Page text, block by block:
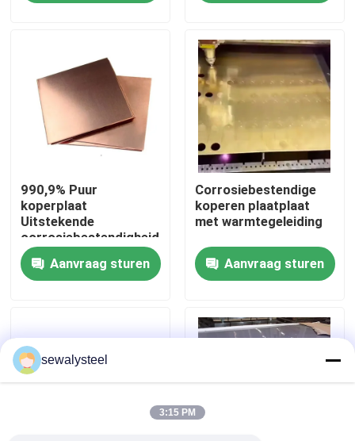
Videos
Over ons
Fabrieksreis
Kwaliteitscontrole
Contacteer ons
Alle Gevallen
990,9% Puur
koperplaat
Uitstekende
corrosiebestendigheid
8,96 G / cm3 Dichtheid
koperplaat
Aanvraag sturen
Corrosiebestendige
koperen plaatplaat
met warmtegeleiding
Aanvraag sturen
sewalysteel
3:15 PM